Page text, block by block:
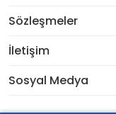
Sözleşmeler
İletişim
Sosyal Medya